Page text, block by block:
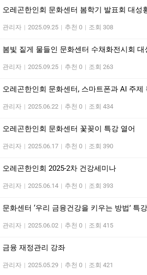
오레곤한인회 문화센터 봄학기 발표회 대성
관리자 | 2025.09.25 | 추천 0 | 조회 308
봄빛 짙게 물들인 문화센터 수채화전시회
관리자 | 2025.09.25 | 추천 0 | 조회 263
오레곤한인회 문화센터, 스마트폰과 AI 주제
관리자 | 2025.06.22 | 추천 0 | 조회 434
오레곤한인회 문화센터 꽃꽂이 특강 열어
관리자 | 2025.06.17 | 추천 0 | 조회 390
오레곤한인회 2025-2차 건강세미나
관리자 | 2025.06.14 | 추천 0 | 조회 393
문화센터 ‘우리 금융건강을 키우는 방법’ 특
관리자 | 2025.06.02 | 추천 0 | 조회 415
금융 재정관리 강좌
관리자 | 2025.05.29 | 추천 0 | 조회 421